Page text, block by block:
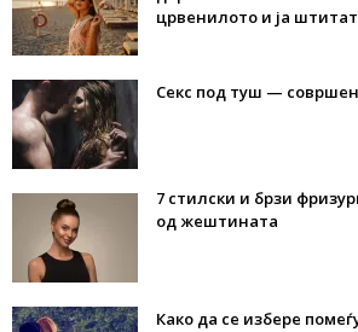
црвенилото и ја
Секс под туш —
7 стилски и брзи
од жештината
Како да се избере